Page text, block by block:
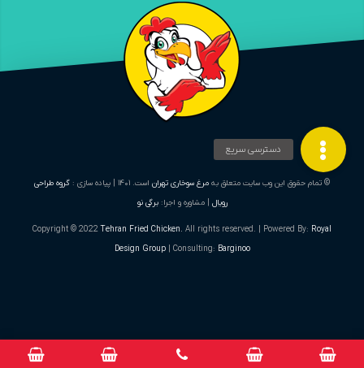
© تمام حقوق این وب سایت متعلق به مرغ سوخاری تهران است. ۱۴۰۱ | پیاده سازی :
گروه طراحی
رویال | مشاوره و اجرا:برگی نو
Copyright © 2022Tehran Fried Chicken. All rights reserved. | Powered By: Royal
Design Group
| Consulting: Barginoo